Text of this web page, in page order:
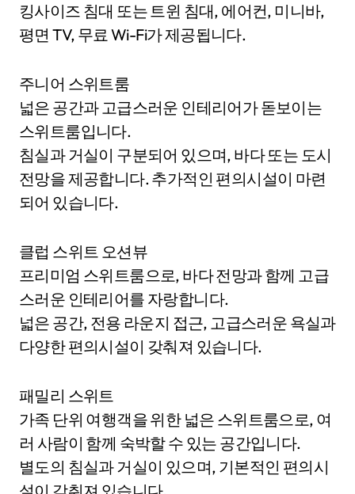
킹사이즈 침대 또는 트윈 침대, 에어컨, 미니바,
평면 TV, 무료 Wi-Fi가 제공됩니다.
주니어 스위트룸
넓은 공간과 고급스러운 인테리어가 돋보이는
스위트룸입니다.
침실과 거실이 구분되어 있으며, 바다 또는 도시
전망을 제공합니다. 추가적인 편의시설이 마련
되어 있습니다.
클럽 스위트 오션뷰
프리미엄 스위트룸으로, 바다 전망과 함께 고급
스러운 인테리어를 자랑합니다.
넓은 공간, 전용 라운지 접근, 고급스러운 욕실과
다양한 편의시설이 갖춰져 있습니다.
패밀리 스위트
가족 단위 여행객을 위한 넓은 스위트룸으로, 여
러 사람이 함께 숙박할 수 있는 공간입니다.
별도의 침실과 거실이 있으며, 기본적인 편의시